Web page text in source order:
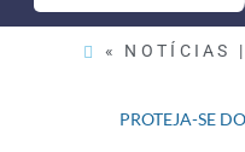
« NOTÍCIAS
PROTEJA-SE